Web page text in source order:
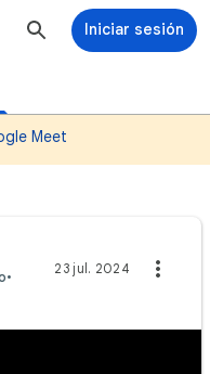
Iniciar sesión
Meet
•
23 jul. 2024